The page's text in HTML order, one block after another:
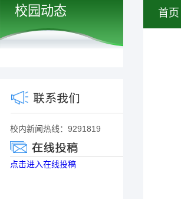
校园动态
校内新闻热线：9291819
点击进入在线投稿
首页